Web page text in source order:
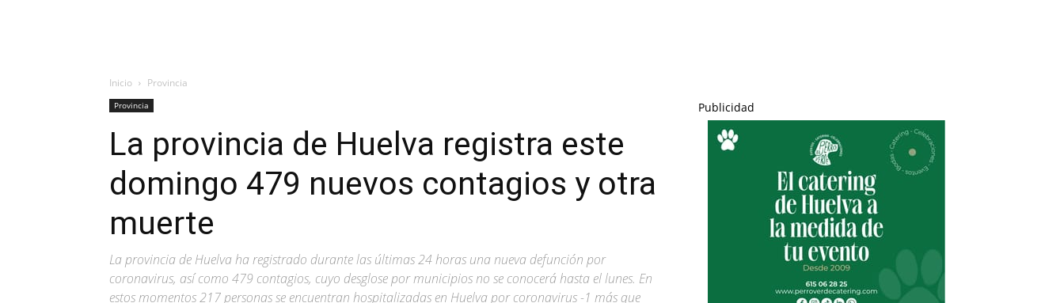
Inicio Provincia
Provincia
La provincia de Huelva registra este
domingo 479 nuevos contagios y otra
muerte
La provincia de Huelva ha registrado durante las últimas 24 horas una nueva defunción por
coronavirus, así como 479 contagios, cuyo desglose por municipios no se conocerá hasta el lunes. En
estos momentos 217 personas se encuentran hospitalizadas en Huelva por coronavirus -1 más que
Publicidad